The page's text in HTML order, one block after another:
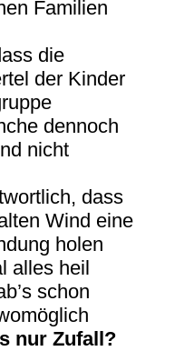
Familien
die
der Kinder
dennoch
nicht
dass
Wind eine
holen
alles heil
schon
nur Zufall?